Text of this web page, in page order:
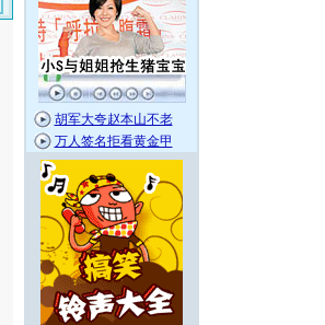
胡军大夸赵本山不老
万人签名拒看黄金甲